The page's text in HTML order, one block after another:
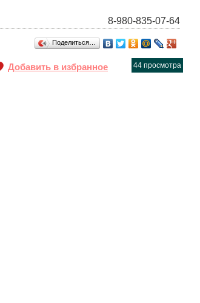
8-980-835-07-64
Поделиться…
44 просмотра
Добавить в избранное